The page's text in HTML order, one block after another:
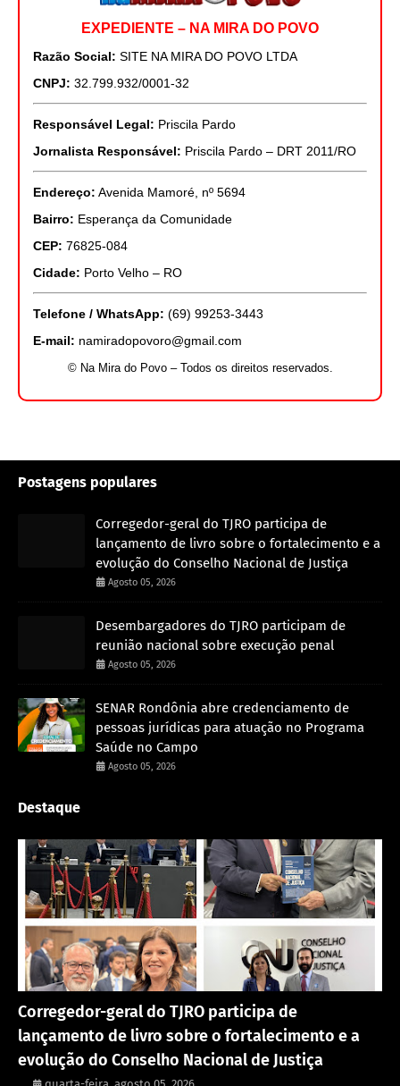
EXPEDIENTE – NA MIRA DO POVO
Razão Social: SITE NA MIRA DO POVO LTDA
CNPJ: 32.799.932/0001-32
Responsável Legal: Priscila Pardo
Jornalista Responsável: Priscila Pardo – DRT 2011/RO
Endereço: Avenida Mamoré, nº 5694
Bairro: Esperança da Comunidade
CEP: 76825-084
Cidade: Porto Velho – RO
Telefone / WhatsApp: (69) 99253-3443
E-mail: namiradopovoro@gmail.com
© Na Mira do Povo – Todos os direitos reservados.
Postagens populares
Corregedor-geral do TJRO participa de
lançamento de livro sobre o fortalecimento e a
evolução do Conselho Nacional de Justiça
Agosto 05, 2026
Desembargadores do TJRO participam de
reunião nacional sobre execução penal
Agosto 05, 2026
SENAR Rondônia abre credenciamento de
pessoas jurídicas para atuação no Programa
Saúde no Campo
Agosto 05, 2026
Destaque
Corregedor-geral do TJRO participa de
lançamento de livro sobre o fortalecimento e a
evolução do Conselho Nacional de Justiça